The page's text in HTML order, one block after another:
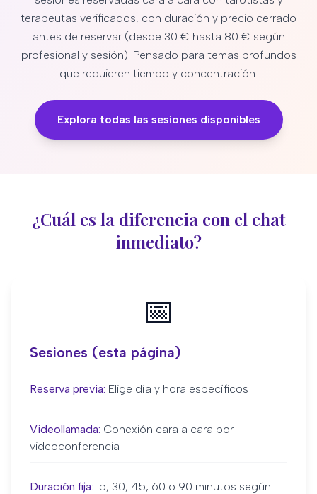
terapeutas verificados, con duración y precio cerrado
antes de reservar (desde 30 € hasta 80 € según
profesional y sesión). Pensado para temas profundos
que requieren tiempo y concentración.
Explora todas las sesiones disponibles
¿Cuál es la diferencia con el chat
inmediato?
📅
Sesiones (esta página)
Reserva previa: Elige día y hora específicos
Videollamada: Conexión cara a cara por
videoconferencia
Duración fija: 15, 30, 45, 60 o 90 minutos según